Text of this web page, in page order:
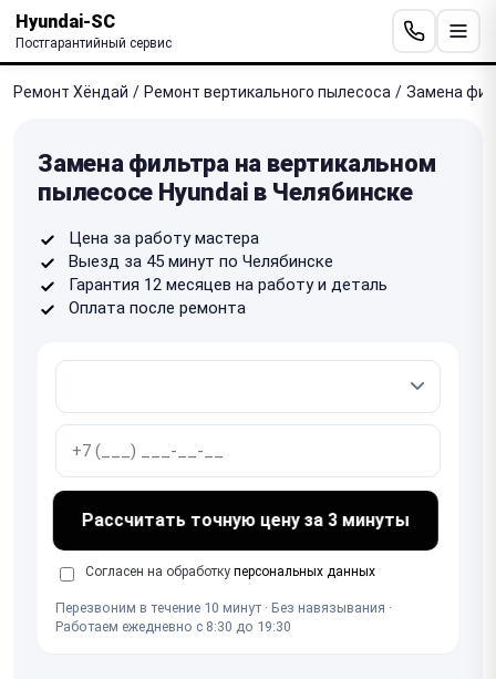
Hyundai-SC
Постгарантийный сервис
Ремонт Хёндай / Ремонт вертикального пылесоса / Замена
Замена фильтра на вертикальном
пылесосе Hyundai в Челябинске
Цена за работу мастера
Выезд за 45 минут по Челябинске
Гарантия 12 месяцев на работу и деталь
Оплата после ремонта
Рассчитать точную цену за 3 минуты
Согласен на обработку персональных данных
Перезвоним в течение 10 минут · Без навязывания ·
Работаем ежедневно с 8:30 до 19:30